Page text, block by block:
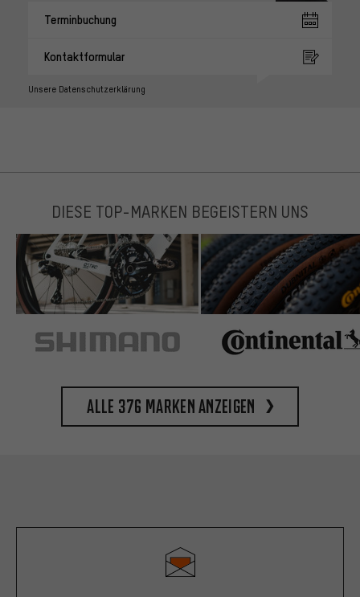
Terminbuchung
Kontaktformular
Unsere Datenschutzerklärung
DIESE TOP-MARKEN BEGEISTERN UNS
Alle 376 Marken anzeigen